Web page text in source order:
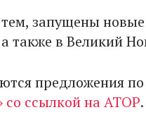
запущены
также в Великий
предложения по
со ссылкой на АТОР.